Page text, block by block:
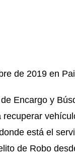
de 2019 en
Encargo y
está el
de Robo